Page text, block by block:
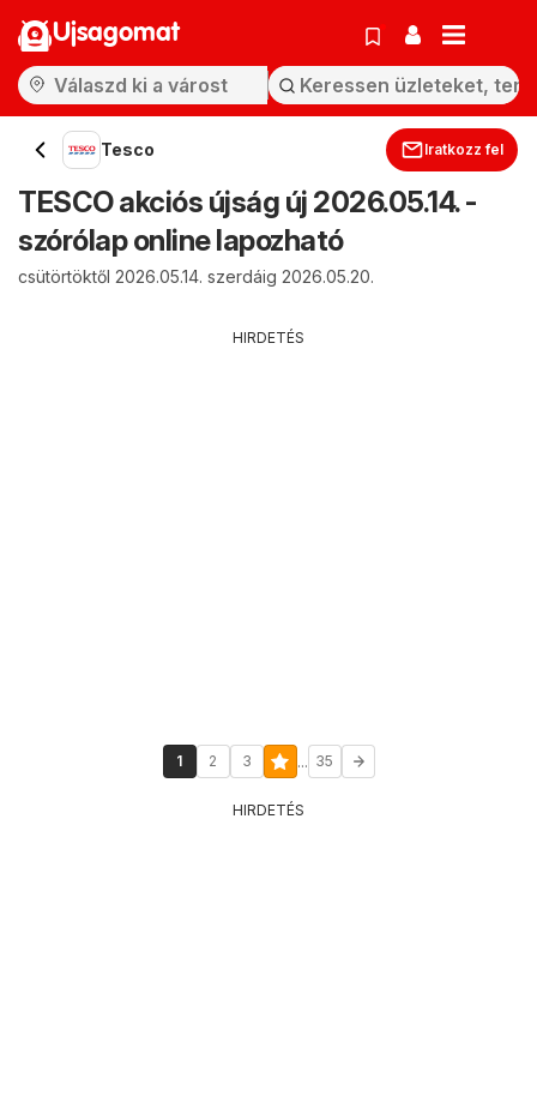
Ujsagomat
Tesco Iratkozz fel
TESCO akciós újság új 2026.05.14. -
szórólap online lapozható
csütörtöktől 2026.05.14. szerdáig 2026.05.20.
HIRDETÉS
1 2 3 ... 35
HIRDETÉS